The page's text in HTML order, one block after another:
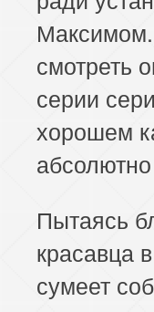
смотреть
серии
хорошем
Пытаясь
красавца
сумеет